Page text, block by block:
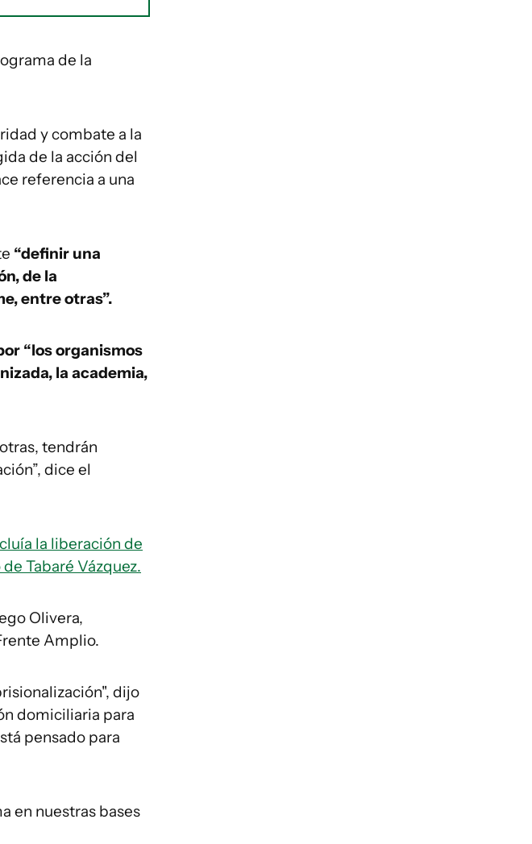
de la
y combate a la
de la acción del
referencia a una
“definir una
de la
entre otras”.
“los organismos
la academia,
tendrán
dice el
la liberación de
Tabaré Vázquez.
Olivera,
Amplio.
dijo
domiciliaria para
pensado para
en nuestras bases